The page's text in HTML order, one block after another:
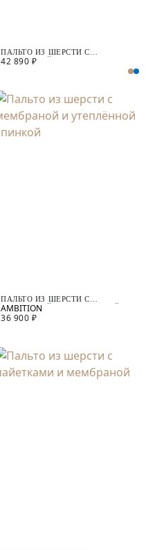
ПАЛЬТО ИЗ ШЕРСТИ С
МЕМБРАНОЙ
42 890 ₽
ПАЛЬТО ИЗ ШЕРСТИ С
МЕМБРАНОЙ И УТЕПЛЁННОЙ
СПИНКОЙ
36 900 ₽